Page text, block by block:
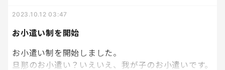
お小遣い制を開始
2023.10.12 03:47
お小遣い制を開始しました。
旦那のお小遣い？いえいえ、我が子のお小遣いです。